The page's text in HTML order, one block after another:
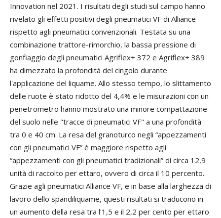
Innovation nel 2021. I risultati degli studi sul campo hanno
rivelato gli effetti positivi degli pneumatici VF di Alliance
rispetto agli pneumatici convenzionali. Testata su una
combinazione trattore-rimorchio, la bassa pressione di
gonfiaggio degli pneumatici Agriflex+ 372 e Agriflex+ 389
ha dimezzato la profondità del cingolo durante
l'applicazione del liquame. Allo stesso tempo, lo slittamento
delle ruote è stato ridotto del 4,4% e le misurazioni con un
penetrometro hanno mostrato una minore compattazione
del suolo nelle "tracce di pneumatici VF" a una profondità
tra 0 e 40 cm. La resa del granoturco negli “appezzamenti
con gli pneumatici VF” è maggiore rispetto agli
“appezzamenti con gli pneumatici tradizionali” di circa 12,9
unità di raccolto per ettaro, ovvero di circa il 10 percento.
Grazie agli pneumatici Alliance VF, e in base alla larghezza di
lavoro dello spandiliquame, questi risultati si traducono in
un aumento della resa tra l'1,5 e il 2,2 per cento per ettaro